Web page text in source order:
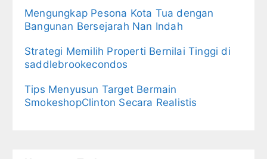
Mengungkap Pesona Kota Tua dengan
Bangunan Bersejarah Nan Indah
Strategi Memilih Properti Bernilai Tinggi di
saddlebrookecondos
Tips Menyusun Target Bermain
SmokeshopClinton Secara Realistis